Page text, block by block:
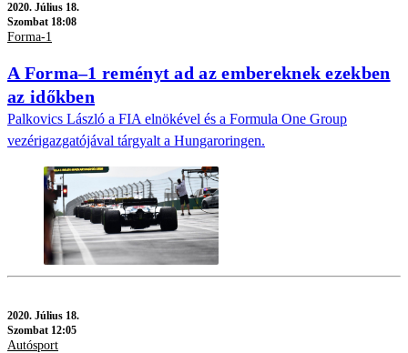
2020. Július 18.
Szombat 18:08
Forma-1
A Forma–1 reményt ad az embereknek ezekben
az időkben
Palkovics László a FIA elnökével és a Formula One Group
vezérigazgatójával tárgyalt a Hungaroringen.
2020. Július 18.
Szombat 12:05
Autósport